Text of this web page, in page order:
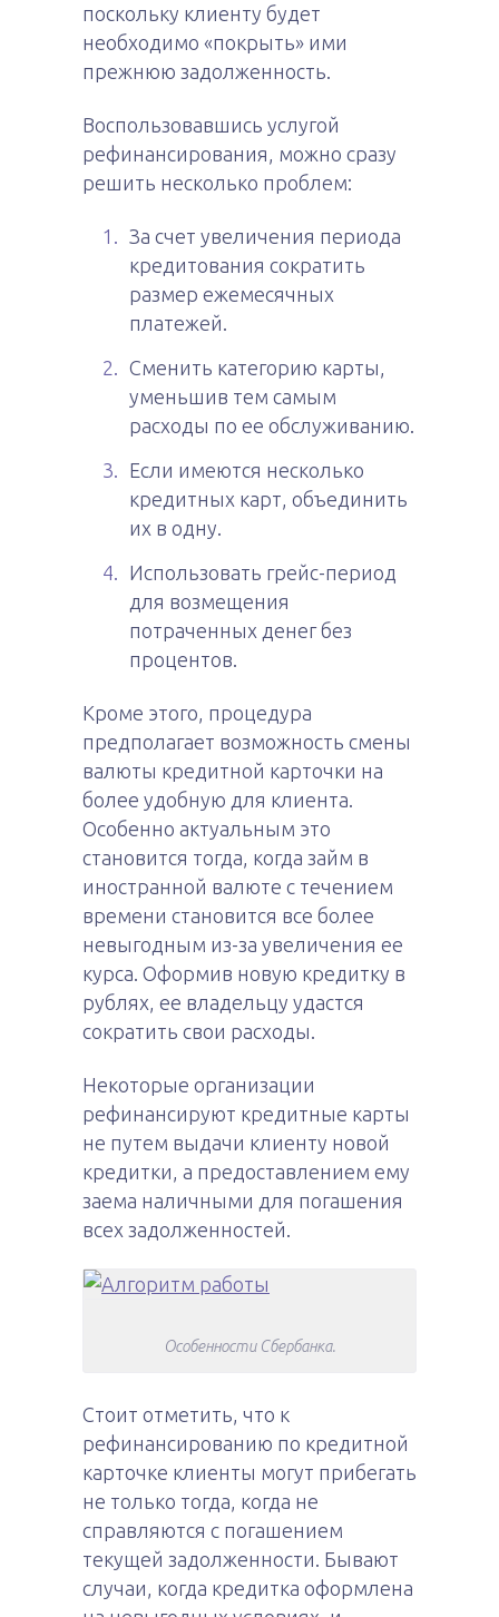
поскольку клиенту будет
необходимо «покрыть» ими
прежнюю задолженность.
Воспользовавшись услугой
рефинансирования, можно сразу
решить несколько проблем:
За счет увеличения периода
кредитования сократить
размер ежемесячных
платежей.
Сменить категорию карты,
уменьшив тем самым
расходы по ее обслуживанию.
Если имеются несколько
кредитных карт, объединить
их в одну.
Использовать грейс-период
для возмещения
потраченных денег без
процентов.
Кроме этого, процедура
предполагает возможность смены
валюты кредитной карточки на
более удобную для клиента.
Особенно актуальным это
становится тогда, когда займ в
иностранной валюте с течением
времени становится все более
невыгодным из-за увеличения ее
курса. Оформив новую кредитку в
рублях, ее владельцу удастся
сократить свои расходы.
Некоторые организации
рефинансируют кредитные карты
не путем выдачи клиенту новой
кредитки, а предоставлением ему
заема наличными для погашения
всех задолженностей.
Особенности Сбербанка.
Стоит отметить, что к
рефинансированию по кредитной
карточке клиенты могут прибегать
не только тогда, когда не
справляются с погашением
текущей задолженности. Бывают
случаи, когда кредитка оформлена